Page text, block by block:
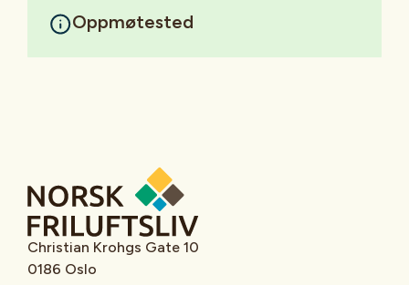
Oppmøtested
Christian Krohgs Gate 10
0186 Oslo